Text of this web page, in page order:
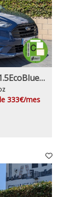
Ford Transit Connect 3Plazas 1.5EcoBlueTrend 240 L2 4 Puertas 100Cv 6 Velocidades Etiqueta medioambiental C
333€/mes